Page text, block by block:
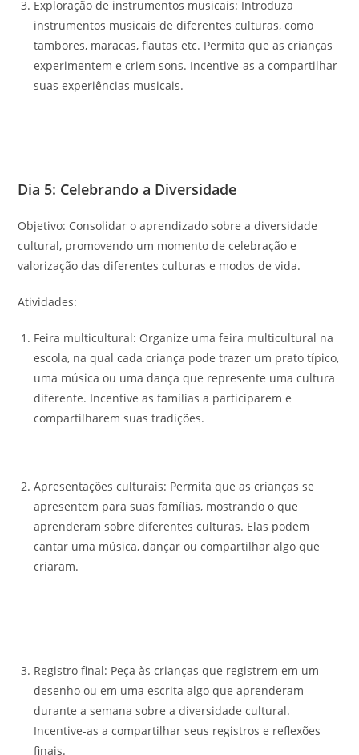
Exploração de instrumentos musicais: Introduza
instrumentos musicais de diferentes culturas, como
tambores, maracas, flautas etc. Permita que as crianças
experimentem e criem sons. Incentive-as a compartilhar
suas experiências musicais.
Dia 5: Celebrando a Diversidade
Objetivo: Consolidar o aprendizado sobre a diversidade
cultural, promovendo um momento de celebração e
valorização das diferentes culturas e modos de vida.
Atividades:
Feira multicultural: Organize uma feira multicultural na
escola, na qual cada criança pode trazer um prato típico,
uma música ou uma dança que represente uma cultura
diferente. Incentive as famílias a participarem e
compartilharem suas tradições.
Apresentações culturais: Permita que as crianças se
apresentem para suas famílias, mostrando o que
aprenderam sobre diferentes culturas. Elas podem
cantar uma música, dançar ou compartilhar algo que
criaram.
Registro final: Peça às crianças que registrem em um
desenho ou em uma escrita algo que aprenderam
durante a semana sobre a diversidade cultural.
Incentive-as a compartilhar seus registros e reflexões
finais.